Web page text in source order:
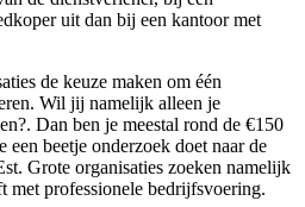
uit dan bij een kantoor met
de keuze maken om één
Wil jij namelijk alleen je
Dan ben je meestal rond de €150
beetje onderzoek doet naar de
Grote organisaties zoeken namelijk
met professionele bedrijfsvoering.